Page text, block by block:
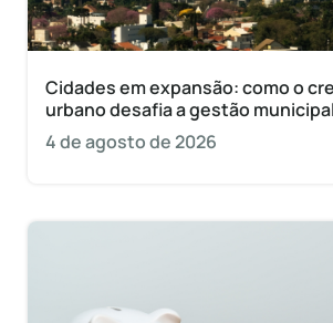
Cidades em expansão: como o
urbano desafia a gestão
4 de agosto de 2026